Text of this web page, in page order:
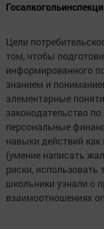
Цели
том, чтобы
информированного
знанием и
элементарные
законодательство
персональные
навыки действий
(умение написать
риски, использовать
школьники узнали о
взаимоотношениях